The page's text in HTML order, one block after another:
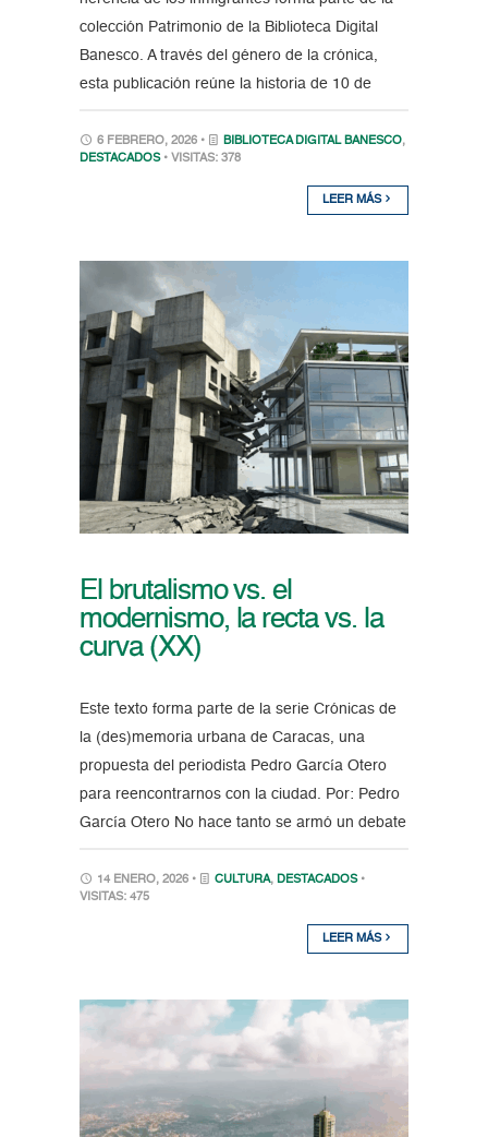
colección Patrimonio de la Biblioteca Digital
Banesco. A través del género de la crónica,
esta publicación reúne la historia de 10 de
6 FEBRERO, 2026 • BIBLIOTECA DIGITAL BANESCO,
DESTACADOS • VISITAS: 378
LEER MÁS
El brutalismo vs. el
modernismo, la recta vs. la
curva (XX)
Este texto forma parte de la serie Crónicas de
la (des)memoria urbana de Caracas, una
propuesta del periodista Pedro García Otero
para reencontrarnos con la ciudad. Por: Pedro
García Otero No hace tanto se armó un debate
14 ENERO, 2026 • CULTURA, DESTACADOS •
VISITAS: 475
LEER MÁS